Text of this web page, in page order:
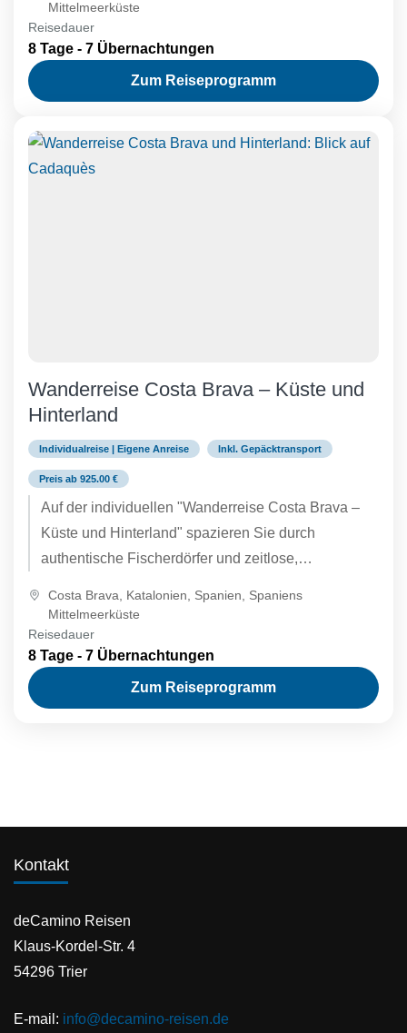
Mittelmeerküste
Reisedauer
8 Tage - 7 Übernachtungen
Zum Reiseprogramm
Wanderreise Costa Brava – Küste und
Hinterland
Individualreise | Eigene Anreise Inkl. Gepäcktransport
Preis ab 925.00 €
Auf der individuellen "Wanderreise Costa Brava –
Küste und Hinterland" spazieren Sie durch
authentische Fischerdörfer und zeitlose,
Charme verzaubern. Entdecken...
Costa Brava Katalonien Spanien
Spaniens
Mittelmeerküste
Reisedauer
8 Tage - 7 Übernachtungen
Zum Reiseprogramm
Kontakt
deCamino Reisen
Klaus-Kordel-Str. 4
54296 Trier
E-mail: info@decamino-reisen.de